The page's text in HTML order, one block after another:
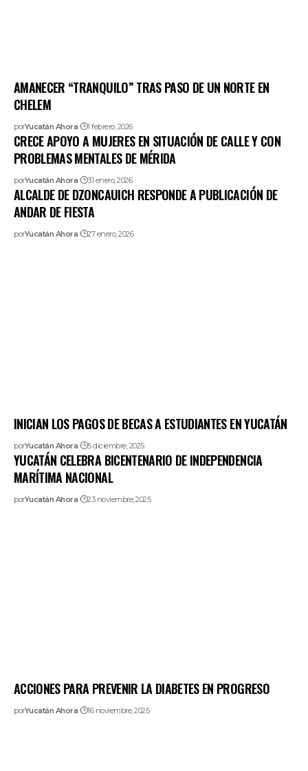
AMANECER “TRANQUILO” TRAS PASO DE UN NORTE EN
CHELEM
porYucatán Ahora 1 febrero, 2026
CRECE APOYO A MUJERES EN SITUACIÓN DE CALLE Y CON
PROBLEMAS MENTALES DE MÉRIDA
porYucatán Ahora 31 enero, 2026
ALCALDE DE DZONCAUICH RESPONDE A PUBLICACIÓN DE
ANDAR DE FIESTA
porYucatán Ahora 27 enero, 2026
INICIAN LOS PAGOS DE BECAS A ESTUDIANTES EN YUCATÁN
porYucatán Ahora 5 diciembre, 2025
YUCATÁN CELEBRA BICENTENARIO DE INDEPENDENCIA
MARÍTIMA NACIONAL
porYucatán Ahora 23 noviembre, 2025
ACCIONES PARA PREVENIR LA DIABETES EN PROGRESO
porYucatán Ahora 16 noviembre, 2025